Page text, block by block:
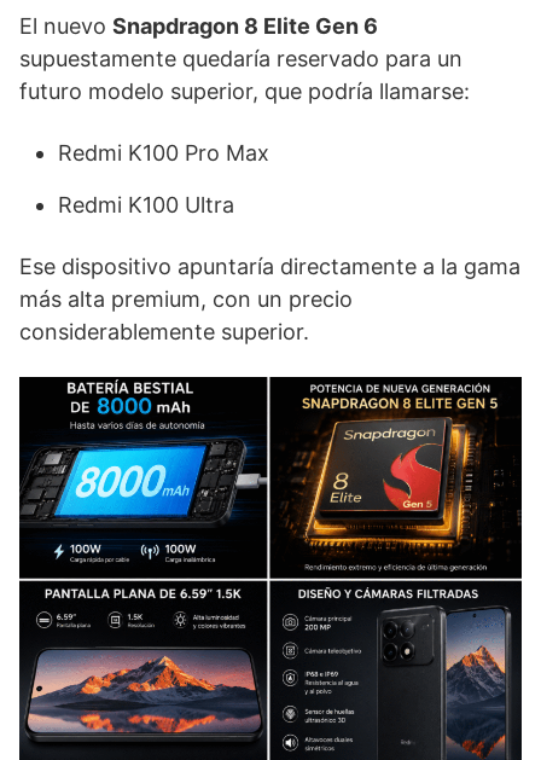
El nuevo Snapdragon 8 Elite Gen 6
supuestamente quedaría reservado para un
futuro modelo superior, que podría llamarse:
Redmi K100 Pro Max
Redmi K100 Ultra
Ese dispositivo apuntaría directamente a la gama
más alta premium, con un precio
considerablemente superior.